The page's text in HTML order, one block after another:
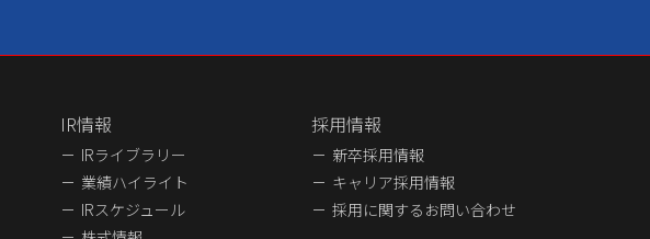
IR情報
IRライブラリー
業績ハイライト
IRスケジュール
採用情報
新卒採用情報
キャリア採用情報
採用に関するお問い合わせ